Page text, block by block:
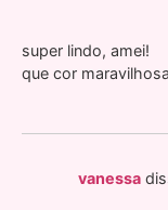
super lindo, amei!
que cor
vanessa